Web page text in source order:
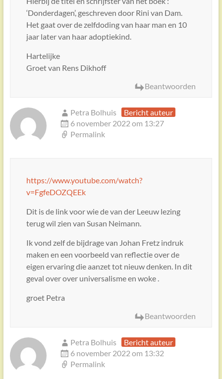
‘Donderdagen’, geschreven door Rini van Dam.
Het gaat over de zelfdoding van haar man en 10
jaar later van haar adoptiekind.
Hartelijke
Groet van Rens Dikhoff
Beantwoorden
Petra Bolhuis
Bericht auteur
6 november 2022 om 13:27
Permalink
https://www.youtube.com/watch?
v=FgfeDOZQEEk
Dit is de link voor wie de van der Leeuw lezing
terug wil zien van Susan Neimann.
Ik vond zelf de bijdrage van Johan Fretz indruk
maken en een voorbeeld van reflectie over de
eigen ervaring die aanzet tot nieuw denken. In dit
geval over over universalisme en woke .
groet Petra
Beantwoorden
Petra Bolhuis
Bericht auteur
6 november 2022 om 13:32
Permalink